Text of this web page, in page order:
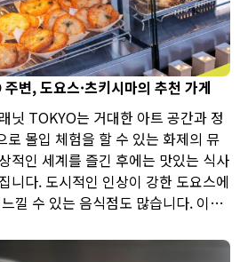
변, 도요스·츠키시마의 추천 가게
닛 TOKYO는 거대한 아트 공간과 정
로 몰입 체험을 할 수 있는 화제의 뮤
적인 세계를 즐긴 후에는 맛있는 식사
니다. 도시적인 인상이 강한 도요스에
낄 수 있는 음식점도 많습니다. 이번
가게를 소개합니다.